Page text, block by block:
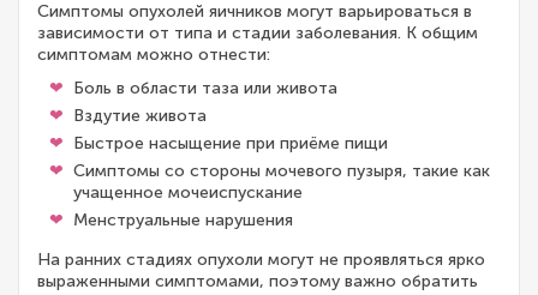
Симптомы опухолей яичников могут варьироваться в
зависимости от типа и стадии заболевания. К общим
симптомам можно отнести:
Боль в области таза или живота
Вздутие живота
Быстрое насыщение при приёме пищи
Симптомы со стороны мочевого пузыря, такие как
учащенное мочеиспускание
Менструальные нарушения
На ранних стадиях опухоли могут не проявляться ярко
выраженными симптомами, поэтому важно обратить